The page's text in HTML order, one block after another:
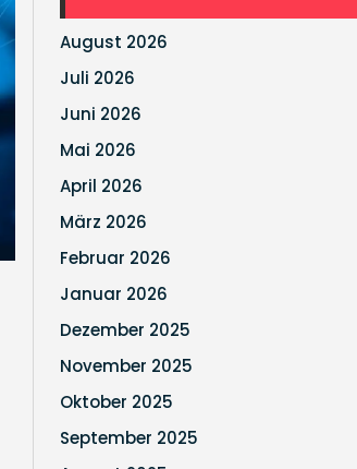
August 2026
Juli 2026
Juni 2026
Mai 2026
April 2026
März 2026
Februar 2026
Januar 2026
Dezember 2025
November 2025
Oktober 2025
September 2025